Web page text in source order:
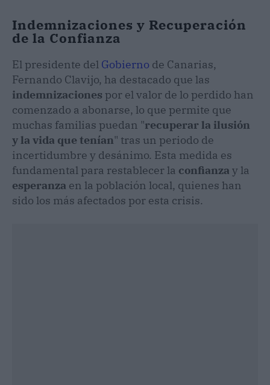
Indemnizaciones y Recuperación
de la Confianza
El presidente del Gobierno de Canarias,
Fernando Clavijo, ha destacado que las
indemnizaciones por el valor de lo perdido han
comenzado a abonarse, lo que permite que
muchas familias puedan "recuperar la ilusión
y la vida que tenían" tras un periodo de
incertidumbre y desánimo. Esta medida es
fundamental para restablecer la confianza y la
esperanza en la población local, quienes han
sido los más afectados por esta crisis.